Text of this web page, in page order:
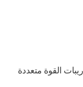
القوة متعددة